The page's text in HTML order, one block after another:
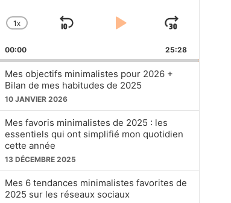
CHANGE
RATE
1X
SKIP
BACKWARD
PLAY
PAUSE
JUMP
00:00 25:28
Mes objectifs minimalistes pour 2026 +
Bilan de mes habitudes de 2025
10 JANVIER 2026
Mes favoris minimalistes de 2025 : les
essentiels qui ont simplifié mon quotidien
cette année
13 DÉCEMBRE 2025
Mes 6 tendances minimalistes favorites de
2025 sur les réseaux sociaux